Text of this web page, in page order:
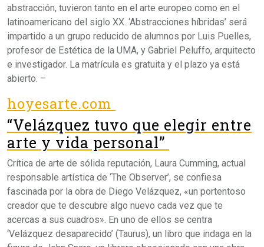
abstracción, tuvieron tanto en el arte europeo como en el
latinoamericano del siglo XX. ‘Abstracciones híbridas’ será
impartido a un grupo reducido de alumnos por Luis Puelles,
profesor de Estética de la UMA, y Gabriel Peluffo, arquitecto
e investigador. La matrícula es gratuita y el plazo ya está
abierto. –
hoyesarte.com
“Velázquez tuvo que elegir entre
arte y vida personal”
Crítica de arte de sólida reputación, Laura Cumming, actual
responsable artística de ‘The Observer’, se confiesa
fascinada por la obra de Diego Velázquez, «un portentoso
creador que te descubre algo nuevo cada vez que te
acercas a sus cuadros». En uno de ellos se centra
‘Velázquez desaparecido’ (Taurus), un libro que indaga en la